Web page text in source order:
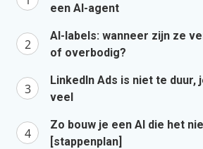
een AI-agent
AI-labels: wanneer zijn ze
of overbodig?
LinkedIn Ads is niet te duur,
veel
Zo bouw je een AI die het
[stappenplan]